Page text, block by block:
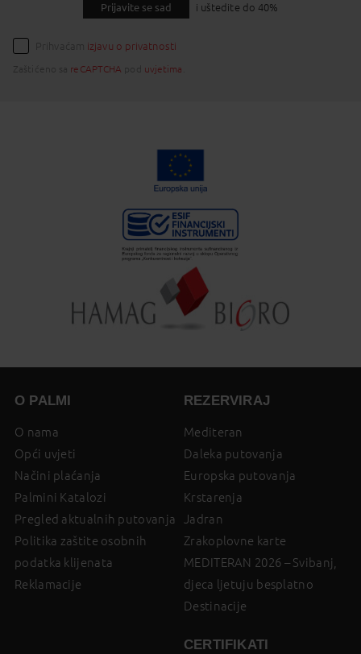
Prijavite se sad i uštedite do 40%
Prihvaćam izjavu o privatnosti
Zaštićeno sa reCAPTCHA uvjetima
O PALMI
O nama
Opći uvjeti
Načini plaćanja
Palmini Katalozi
Pregled aktualnih putovanja
Politika zaštite osobnih
podatka klijenata
Reklamacije
REZERVIRAJ
Mediteran
Daleka putovanja
Europska putovanja
Krstarenja
Jadran
Zrakoplovne karte
MEDITERAN 2026 – Svibanj,
djeca ljetuju besplatno
Destinacije
CERTIFIKATI